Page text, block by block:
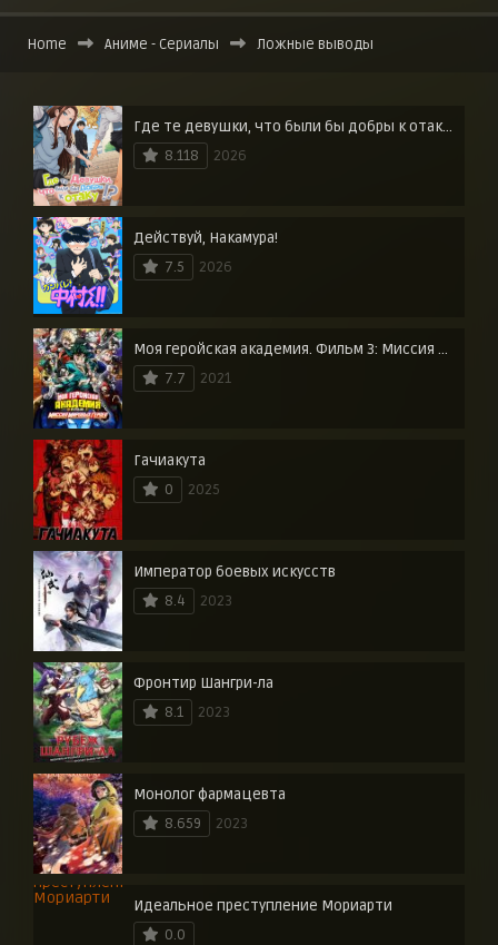
Home Аниме - Сериалы Ложные выводы
Где те девушки, что были бы добры к отаку?
8.118
2026
Действуй, Накамура!
7.5
2026
Моя геройская академия. Фильм 3: Миссия мировых героев
7.7
2021
Гачиакута
0
2025
Император боевых искусств
8.4
2023
Фронтир Шангри-ла
8.1
2023
Монолог фармацевта
8.659
2023
Идеальное преступление Мориарти
0.0